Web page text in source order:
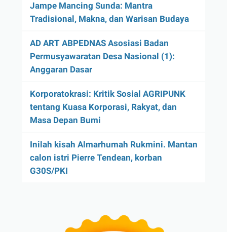
Jampe Mancing Sunda: Mantra
Tradisional, Makna, dan Warisan Budaya
AD ART ABPEDNAS Asosiasi Badan
Permusyawaratan Desa Nasional (1):
Anggaran Dasar
Korporatokrasi: Kritik Sosial AGRIPUNK
tentang Kuasa Korporasi, Rakyat, dan
Masa Depan Bumi
Inilah kisah Almarhumah Rukmini. Mantan
calon istri Pierre Tendean, korban
G30S/PKI